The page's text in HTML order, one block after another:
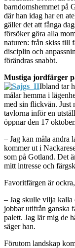
barndomshemmet på
där han idag har en
gäller det att fånga
försöker göra alla
naturen: från skiss till
disciplin och
förändras snabbt.
Mustiga jordfärger
Ibland tar
målar hemma i
med sin flickvän. Just
tavlorna inför en
öppnar den 17 oktober.
– Jag kan måla andra
kommer ut i
som på Gotland. Det
mitt intresse och
Favoritfärgen är
– Jag skulle vilja kalla
jobbar utifrån ganska
palett. Jag lär mig de
säger han.
Förutom landskap